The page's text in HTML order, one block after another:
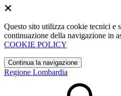
Questo sito utilizza cookie tecnici e
continuazione della navigazione in
COOKIE POLICY
Continua la navigazione
Regione Lombardia